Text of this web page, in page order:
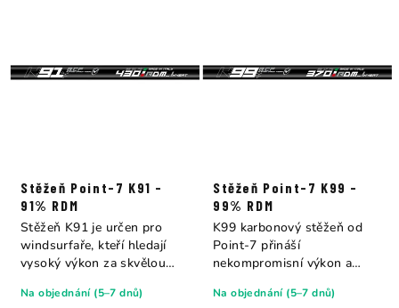
Stěžeň Point-7 K91 -
91% RDM
Na objednání (5–7 dnů)
Stěžeň K91 je určen pro
windsurfaře, kteří hledají
vysoký výkon za skvělou
Stěžeň Point-7 K99 -
99% RDM
Na objednání (5–7 dnů)
K99 karbonový stěžeň od
Point-7 přináší
nekompromisní výkon a